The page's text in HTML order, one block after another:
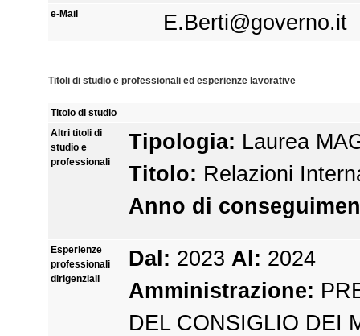
e-Mail
E.Berti@governo.it
Titoli di studio e professionali ed esperienze lavorative
Titolo di studio
Altri titoli di
studio e
professionali
Tipologia: Laurea
Titolo: Relazioni
Anno di
Esperienze
professionali
dirigenziali
Dal: 2023 Al: 2024
Amministrazione:
DEL CONSIGLIO DEI